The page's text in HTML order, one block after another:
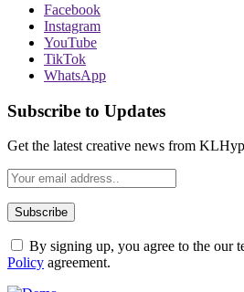
Facebook
Instagram
YouTube
TikTok
WhatsApp
Subscribe to Updates
Get the latest creative news from
By signing up, you agree to the our
Policy agreement.